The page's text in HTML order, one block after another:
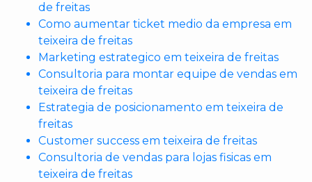
de freitas
Como aumentar ticket medio da empresa em
teixeira de freitas
Marketing estrategico em teixeira de freitas
Consultoria para montar equipe de vendas em
teixeira de freitas
Estrategia de posicionamento em teixeira de
freitas
Customer success em teixeira de freitas
Consultoria de vendas para lojas fisicas em
teixeira de freitas